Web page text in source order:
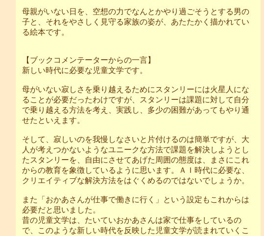
母親がいない日を、空想の力でなんとかやり過ごそうとする男の
子と、それをやさしく見守る家族の姿が、あたたかく描かれてい
る絵本です。
【ブックコメンテーターからの一言】
新しい時代に必要な児童文学です。
母がいない寂しさを乗り越えるためにスタンリーには火星人にな
ることが必要だったわけですが、スタンリーは課題に対して自分
で乗り越える方法を考え、実践し、多少の困難があってもやり通
せたといえます。
そして、寂しいのを我慢しなさいと片付けるのは簡単ですが、大
人が考えつかないようなユニークな方法で課題を解決しようとし
たスタンリーを、自由にさせてあげた周囲の態度は、まさにこれ
からの教育を象徴しているように思います。ＡＩ時代に必要な、
クリエイティブな解決方法をはぐくめるのではないでしょうか。
また「おかあさんが仕事で働きに行く」という設定もこれからは
必要だと思いました。
昔の児童文学は、たいていおかあさんは家で仕事をしているの
で、このような新しい時代を反映した児童文学が読まれていくこ